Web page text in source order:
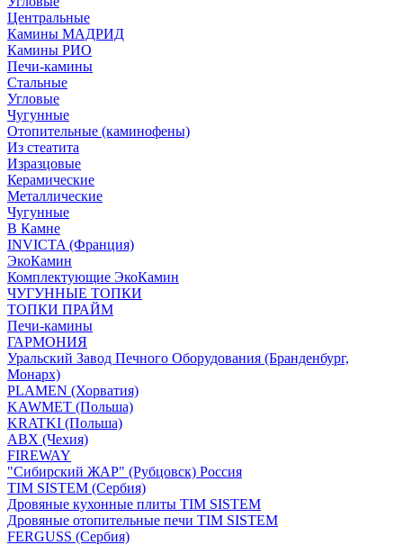
Центральные
Камины МАДРИД
Камины РИО
Печи-камины
Стальные
Угловые
Чугунные
Отопительные (каминофены)
Из стеатита
Изразцовые
Керамические
Металлические
Чугунные
В Камне
INVICTA (Франция)
ЭкоКамин
Комплектующие ЭкоКамин
ЧУГУННЫЕ ТОПКИ
ТОПКИ ПРАЙМ
Печи-камины
ГАРМОНИЯ
Уральский Завод Печного Оборудования (Бранденбург,
Монарх)
PLAMEN (Хорватия)
KAWMET (Польша)
KRATKI (Польша)
ABX (Чехия)
FIREWAY
"Сибирский ЖАР" (Рубцовск) Россия
TIM SISTEM (Сербия)
Дровяные кухонные плиты TIM SISTEM
Дровяные отопительные печи TIM SISTEM
FERGUSS (Сербия)